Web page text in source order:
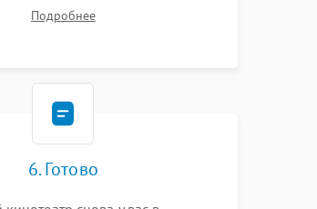
для диагностики.
Подробнее
6. Готово